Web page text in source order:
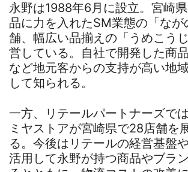
永野は1988年6月に設立。宮崎
品に力を入れたSM業態の「なが
舗、幅広い品揃えの「うめこう
営している。自社で開発した商
など地元客からの支持が高い地
して知られる。
一方、リテールパートナーズで
ミヤストアが宮崎県で28店舗を
る。今後はリテールの経営基盤
活用して永野が持つ商品やブラ